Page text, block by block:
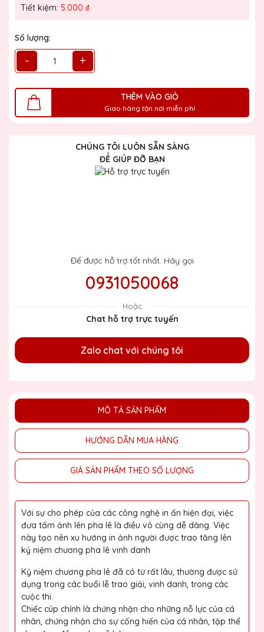
Tiết kiệm: 5.000 ₫
Số lượng:
- +
THÊM VÀO GIỎ
Giao hàng tận nơi miễn phí
CHÚNG TÔI LUÔN SẴN SÀNG
ĐỂ GIÚP ĐỠ BẠN
Để được hỗ trợ tốt nhất. Hãy gọi
0931050068
Hoặc
Chat hỗ trợ trực tuyến
Zalo chat với chúng tôi
MÔ TẢ SẢN PHẨM
HƯỚNG DẪN MUA HÀNG
GIÁ SẢN PHẨM THEO SỐ LƯỢNG
Với sự cho phép của các công nghệ in ấn hiện đại, việc
đưa tấm ảnh lên pha lê là điều vô cùng dễ dàng. Việc
này tạo nên xu hướng in ảnh người được trao tăng lên
kỷ niệm chương pha lê vinh danh
Kỷ niệm chương pha lê đã có từ rất lâu, thường được sử
dụng trong các buổi lễ trao giải, vinh danh, trong các
cuộc thi.
Chiếc cúp chính là chứng nhận cho những nỗ lực của cá
nhân, chứng nhận cho sự cống hiến của cá nhân, tập thể